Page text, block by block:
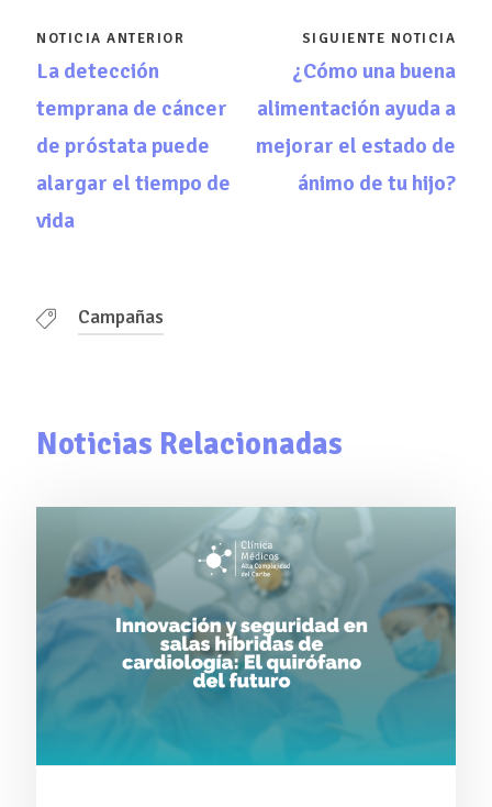
NOTICIA ANTERIOR
La detección
temprana de cáncer
de próstata puede
alargar el tiempo de
vida
SIGUIENTE NOTICIA
¿Cómo una buena
alimentación ayuda a
mejorar el estado de
ánimo de tu hijo?
Campañas
Noticias Relacionadas